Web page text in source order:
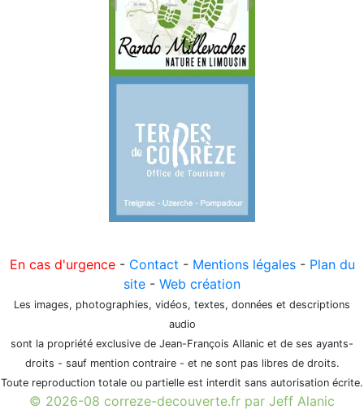
En cas d'urgence- Contact - Mentions légales- Plan du
site - Web création
Les images, photographies, vidéos, textes, données et descriptions
audio
sont la propriété exclusive de Jean-François Allanic et de ses ayants-
droits - sauf mention contraire - et ne sont pas libres de droits.
Toute reproduction totale ou partielle est interdit sans autorisation écrite.
© 2026-08 correze-decouverte.fr par Jeff Alanic